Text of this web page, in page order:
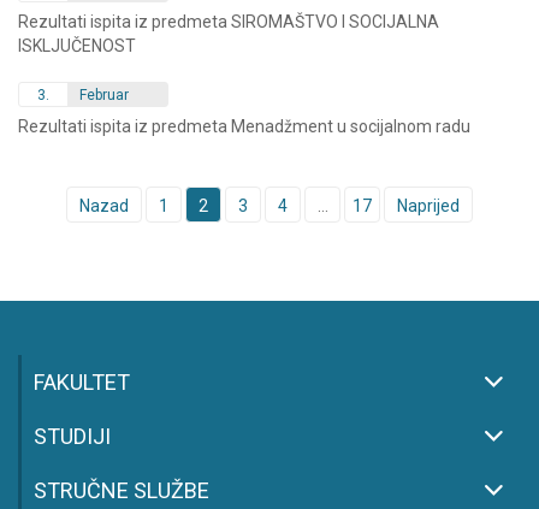
Rezultati ispita iz predmeta SIROMAŠTVO I SOCIJALNA
ISKLJUČENOST
3. Februar
Rezultati ispita iz predmeta Menadžment u socijalnom radu
PostsNazad 1 2 3 4 17 Naprijed
FAKULTET
STUDIJI
STRUČNE SLUŽBE